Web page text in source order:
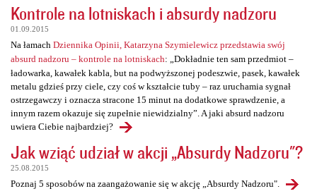
Kontrole na lotniskach i absurdy nadzoru
01.09.2015
Na łamach Dziennika Opinii, Katarzyna Szymielewicz przedstawia swój
absurd nadzoru – kontrole na lotniskach: „Dokładnie ten sam przedmiot –
ładowarka, kawałek kabla, but na podwyższonej podeszwie, pasek, kawałek
metalu gdzieś przy ciele, czy coś w kształcie tuby – raz uruchamia sygnał
ostrzegawczy i oznacza stracone 15 minut na dodatkowe sprawdzenie, a
innym razem okazuje się zupełnie niewidzialny”. A jaki absurd nadzoru
uwiera Ciebie najbardziej?
Jak wziąć udział w akcji „Absurdy Nadzoru"?
25.08.2015
Poznaj 5 sposobów na zaangażowanie się w akcję „Absurdy Nadzoru".